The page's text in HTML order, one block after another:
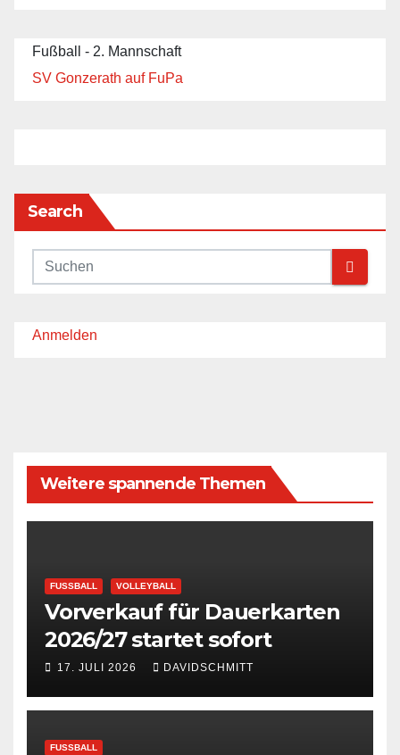
Fußball - 2. Mannschaft
SV Gonzerath auf FuPa
Search
Anmelden
Weitere spannende Themen
FUSSBALL VOLLEYBALL
Vorverkauf für Dauerkarten
2026/27 startet sofort
17. JULI 2026 DAVIDSCHMITT
FUSSBALL